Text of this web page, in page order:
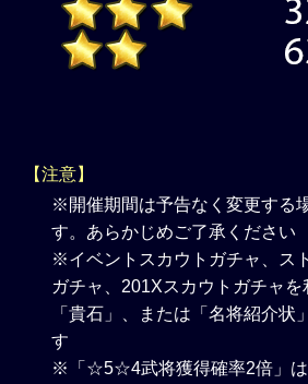
【注意】
※開催期間は予告なく変更する
す。あらかじめご了承ください
※イベントスカウトガチャ、ス
ガチャ、201Xスカウトガチャを
「貴石」、または「名将紹介状
す
※「☆5☆4武将獲得確率2倍」は